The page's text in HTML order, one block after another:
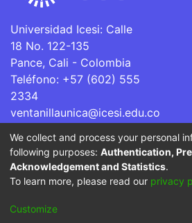
Universidad Icesi: Calle
18 No. 122-135
Pance, Cali - Colombia
Teléfono: +57 (602) 555
2334
ventanillaunica@icesi.edu.co
La Universidad Icesi es una
Superior que se encuentra sujeta a
por parte del Ministerio de
Cookie
End
We collect and process your personal
following purposes: Authentication,
Acknowledgement and Statistics.
To learn more, please read our privacy
Customize